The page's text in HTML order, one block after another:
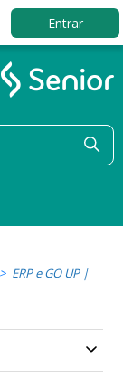
Entrar
ERP e GO UP |